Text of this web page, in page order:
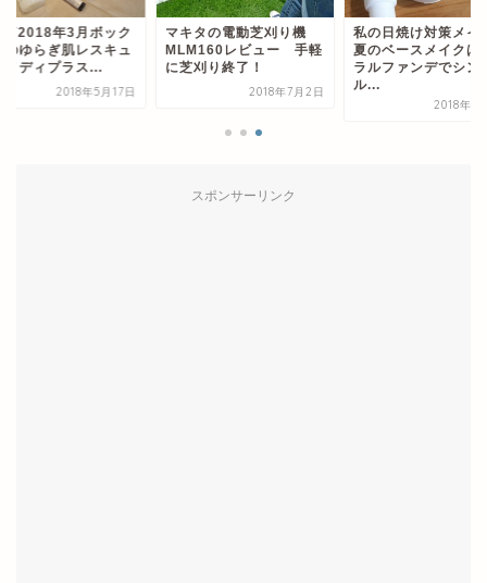
年3月ボック
のゆらぎ肌レスキュ
ディプラス...
2018年5月17日
マキタの電動芝刈り機
MLM160レビュー 手軽
に芝刈り終了！
2018年7月2日
私の日焼け対策メイ
夏のベースメイクは
ラルファンデでシン
ル...
2018年6
スポンサーリンク